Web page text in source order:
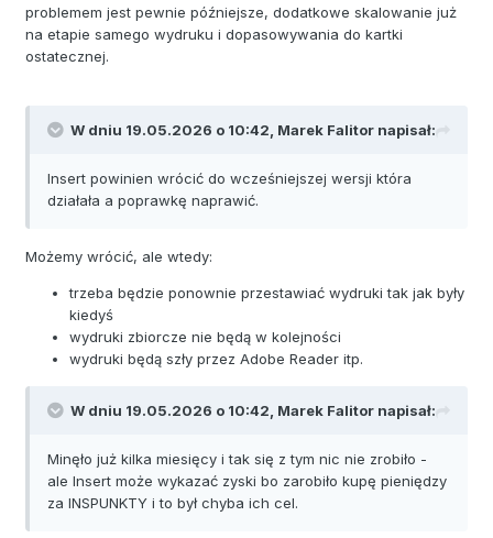
problemem jest pewnie późniejsze, dodatkowe skalowanie już
na etapie samego wydruku i dopasowywania do kartki
ostatecznej.
W dniu 19.05.2026 o 10:42, Marek Falitor napisał:
Insert powinien wrócić do wcześniejszej wersji która
działała a poprawkę naprawić.
Możemy wrócić, ale wtedy:
trzeba będzie ponownie przestawiać wydruki tak jak były
kiedyś
wydruki zbiorcze nie będą w kolejności
wydruki będą szły przez Adobe Reader itp.
W dniu 19.05.2026 o 10:42, Marek Falitor napisał:
Minęło już kilka miesięcy i tak się z tym nic nie zrobiło -
ale Insert może wykazać zyski bo zarobiło kupę pieniędzy
za INSPUNKTY i to był chyba ich cel.